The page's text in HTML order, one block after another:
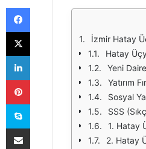
İzmir Hatay
Hatay
Yeni
Yatırım
Sosyal
SSS
1. Hatay
2. Hatay
Facebook
X
LinkedIn
Pinterest
Skype
E-Posta ile paylaş